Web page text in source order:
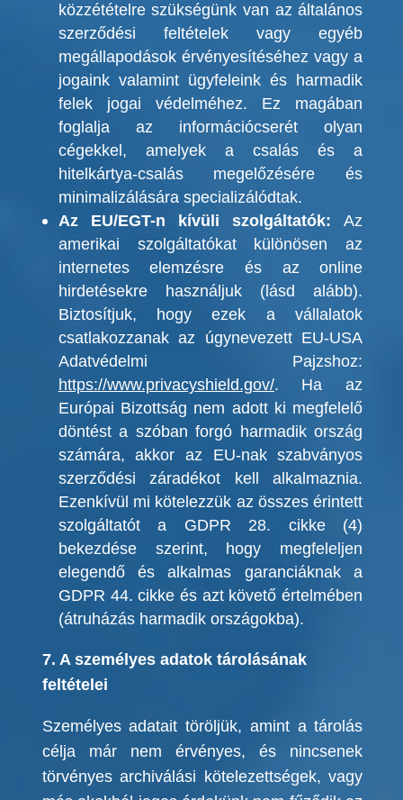
közzétételre szükségünk van az általános
szerződési feltételek vagy egyéb
megállapodások érvényesítéséhez vagy a
jogaink valamint ügyfeleink és harmadik
felek jogai védelméhez. Ez magában
foglalja az információcserét olyan
cégekkel, amelyek a csalás és a
hitelkártya-csalás megelőzésére és
minimalizálására specializálódtak.
Az EU/EGT-n kívüli szolgáltatók:Az
amerikai szolgáltatókat különösen az
internetes elemzésre és az online
hirdetésekre használjuk (lásd alább).
Biztosítjuk, hogy ezek a vállalatok
csatlakozzanak az úgynevezett EU-USA
Adatvédelmi Pajzshoz:
https://www.privacyshield.gov/. Ha az
Európai Bizottság nem adott ki megfelelő
döntést a szóban forgó harmadik ország
számára, akkor az EU-nak szabványos
szerződési záradékot kell alkalmaznia.
Ezenkívül mi kötelezzük az összes érintett
szolgáltatót a GDPR 28. cikke (4)
bekezdése szerint, hogy megfeleljen
elegendő és alkalmas garanciáknak a
GDPR 44. cikke és azt követő értelmében
(átruházás harmadik országokba).
7. A személyes adatok tárolásának
feltételei
Személyes adatait töröljük, amint a tárolás
célja már nem érvényes, és nincsenek
törvényes archiválási kötelezettségek, vagy